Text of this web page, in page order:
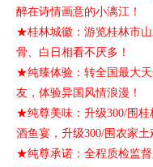
醉在诗情画意的小漓江！
★桂林城徽：游览桂林市
骨、白日相看不厌多！
★纯臻体验：转全国最大
友，体验异国风情浪漫！
★纯尊美味：升级300/围桂
酒鱼宴，升级300/围农家土
★纯尊承诺：全程质检监